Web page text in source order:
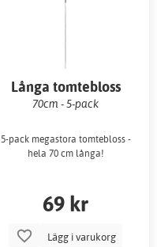
Långa tomtebloss
70cm - 5-pack
5-pack megastora tomtebloss -
hela 70 cm långa!
69 kr
Lägg i varukorg